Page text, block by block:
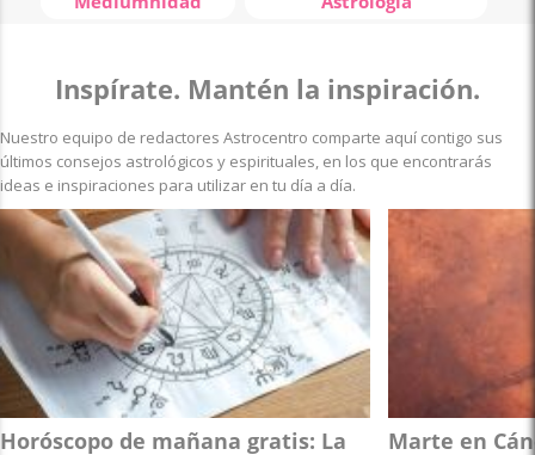
Inspírate. Mantén la inspiración.
Nuestro equipo de redactores Astrocentro comparte aquí contigo sus
últimos consejos astrológicos y espirituales, en los que encontrarás
ideas e inspiraciones para utilizar en tu día a día.
Horóscopo de mañana gratis: La
Marte en